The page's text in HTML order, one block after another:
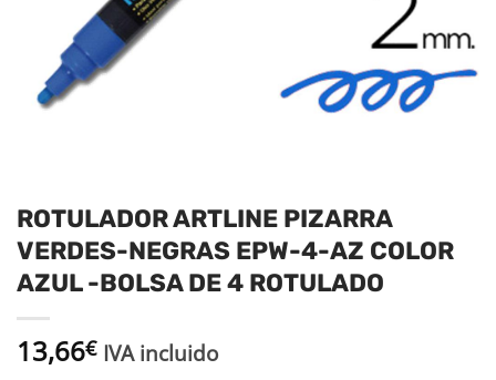
ROTULADOR ARTLINE PIZARRA
VERDES-NEGRAS EPW-4-AZ COLOR
AZUL -BOLSA DE 4 ROTULADO
13,66€ IVA incluido